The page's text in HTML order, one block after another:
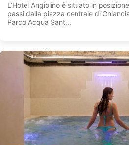
L’Hotel Angiolino è situato in
passi dalla piazza centrale di
Parco Acqua Sant...